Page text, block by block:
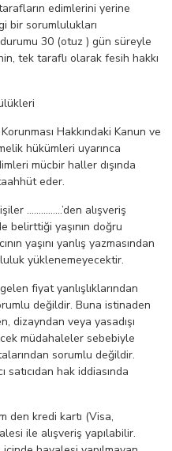
edimlerini yerine
bir sorumlulukları
30 (otuz ) gün süreyle
tek taraflı olarak fesih hakkı
Hakkındaki Kanun ve
hükümleri uyarınca
mücbir haller dışında
eder.
……………’den alışveriş
belirttiği yaşının doğru
yaşını yanlış yazmasından
yüklenemeyecektir.
fiyat yanlışlıklarından
değildir. Buna istinaden
dizayndan veya yasadışı
müdahaleler sebebiyle
sorumlu değildir.
satıcıdan hak iddiasında
den kredi kartı (Visa,
ile alışveriş yapılabilir.